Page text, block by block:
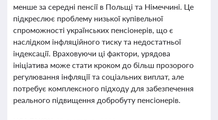
менше за середні пенсії в Польщі та Німеччині. Це
підкреслює проблему низької купівельної
спроможності українських пенсіонерів, що є
наслідком інфляційного тиску та недостатньої
індексації. Враховуючи ці фактори, урядова
ініціатива може стати кроком до більш прозорого
регулювання інфляції та соціальних виплат, але
потребує комплексного підходу для забезпечення
реального підвищення добробуту пенсіонерів.